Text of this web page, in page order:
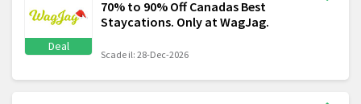
Deal
70% to 90% Off Canadas Best
Staycations. Only at WagJag.
Scade il: 28-Dec-2026